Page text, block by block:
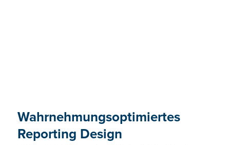
Wahrnehmungsoptimiertes
Reporting Design